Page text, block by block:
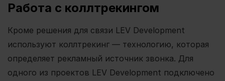
Работа с коллтрекингом
Кроме решения для связи LEV Development
используют коллтрекинг — технологию, которая
определяет рекламный источник звонка. Для
одного из проектов LEV Development подключено